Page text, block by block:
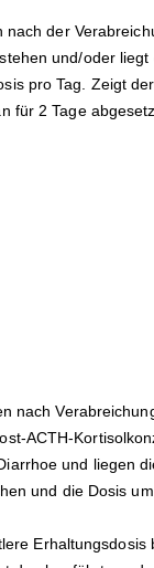
der
und/oder
pro Tag. Zeigt
für 2 Tage
nach
ACTH-
und liegen
und die Dosis
Erhaltungsdosis